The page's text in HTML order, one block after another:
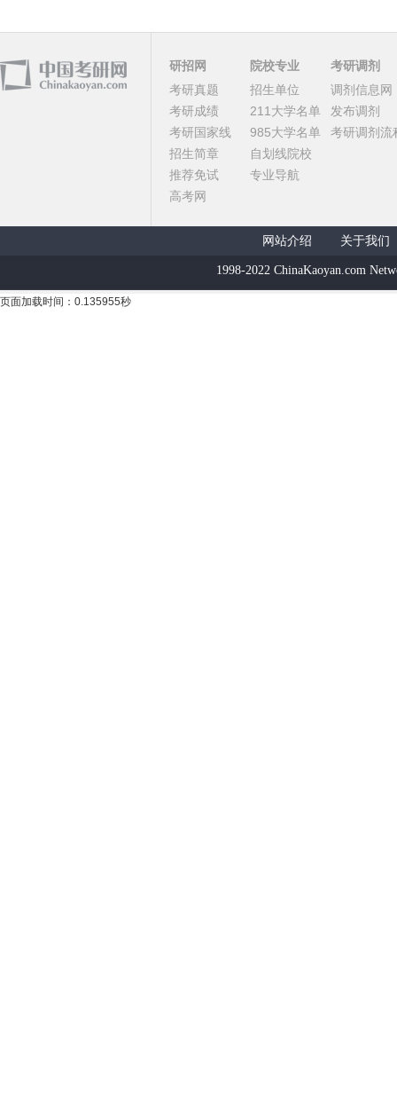
研招网
考研真题
考研成绩
考研国家线
招生简章
推荐免试
高考网
院校专业
招生单位
211大学名单
985大学名单
自划线院校
专业导航
考研调剂
调剂信息网
发布调剂
考研调剂流
网站介绍 关于我们
1998-2022 ChinaKaoyan.com
页面加载时间：0.135955秒